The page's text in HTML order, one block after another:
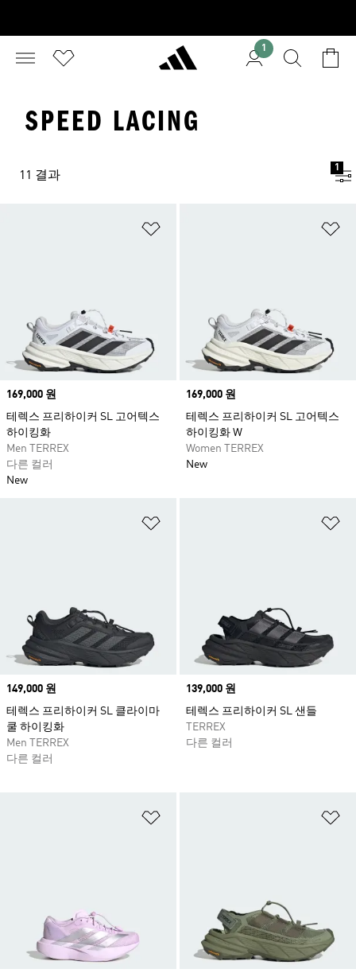
1
SPEED LACING
11 결과
1
Price
169,000 원
테렉스 프리하이커 SL 고어텍스
하이킹화
Men TERREX
다른 컬러
New
Price
169,000 원
테렉스 프리하이커 SL 고어텍스
하이킹화 W
Women TERREX
New
Price
149,000 원
테렉스 프리하이커 SL 클라이마
쿨 하이킹화
Men TERREX
다른 컬러
Price
139,000 원
테렉스 프리하이커 SL 샌들
TERREX
다른 컬러